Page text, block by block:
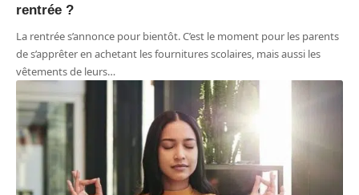
rentrée ?
La rentrée s’annonce pour bientôt. C’est le moment pour les parents
de s’apprêter en achetant les fournitures scolaires, mais aussi les
vêtements de leurs…